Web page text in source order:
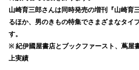
中
で
山崎育三郎さんは同時発売の増刊『山崎育
るほか、男のきもの特集でさまざまなタイ
す。
※ 紀伊國屋書店とブックファースト、蔦屋
上実績